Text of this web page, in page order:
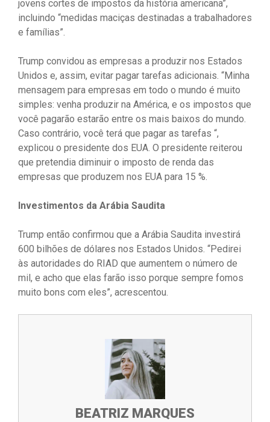
jovens cortes de impostos da história americana”,
incluindo “medidas maciças destinadas a trabalhadores
e famílias”.
Trump convidou as empresas a produzir nos Estados
Unidos e, assim, evitar pagar tarefas adicionais. “Minha
mensagem para empresas em todo o mundo é muito
simples: venha produzir na América, e os impostos que
você pagarão estarão entre os mais baixos do mundo.
Caso contrário, você terá que pagar as tarefas “,
explicou o presidente dos EUA. O presidente reiterou
que pretendia diminuir o imposto de renda das
empresas que produzem nos EUA para 15 %.
Investimentos da Arábia Saudita
Trump então confirmou que a Arábia Saudita investirá
600 bilhões de dólares nos Estados Unidos. “Pedirei
às autoridades do RIAD que aumentem o número de
mil, e acho que elas farão isso porque sempre fomos
muito bons com eles”, acrescentou.
BEATRIZ MARQUES